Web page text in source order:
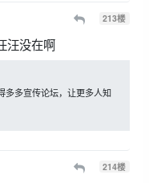
213楼
汪没在啊
多多宣传论坛，让更多人知
214楼